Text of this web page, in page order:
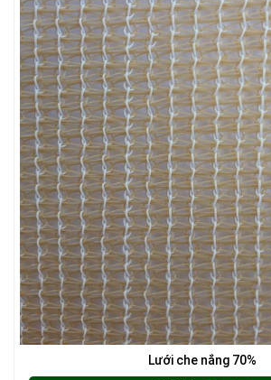
LƯỚI XÂY DỰNG
LƯỚI CHẮN GIÓ
LƯỚI CHẮN CÔN TRÙNG
Lưới che nắng 70%